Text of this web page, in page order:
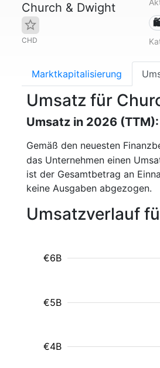
Church & Dwight
CHD
Marktkapitalisierung
Umsatz für
Umsatz in 2026 (TTM):
Gemäß den neuesten
das Unternehmen einen
ist der Gesamtbetrag an
keine Ausgaben abgezogen.
Umsatzverlauf
€4B
€5B
€6B